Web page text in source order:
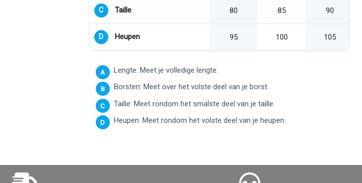
C Taille 80 85 90
D Heupen 95 100 105
A Lengte: Meet je volledige lengte.
B Borsten: Meet over het volste deel van je borst.
C Taille: Meet rondom het smalste deel van je taille.
D Heupen: Meet rondom het volste deel van je heupen.